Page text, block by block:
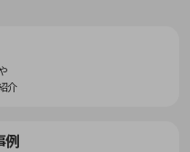
介
例